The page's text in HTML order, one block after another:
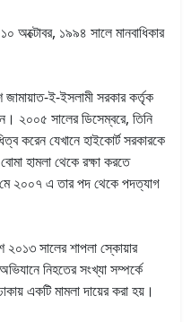
অক্টোবর, ১৯৯৪ সালে মানবাধিকার
জামায়াত-ই-ইসলামী সরকার কর্তৃক
২০০৫ সালের ডিসেম্বরে, তিনি
করেন যেখানে হাইকোর্ট সরকারকে
হামলা থেকে রক্ষা করতে
মে ২০০৭ এ তার পদ থেকে পদত্যাগ
২০১৩ সালের শাপলা স্কোয়ার
নিহতের সংখ্যা সম্পর্কে
একটি মামলা দায়ের করা হয়।